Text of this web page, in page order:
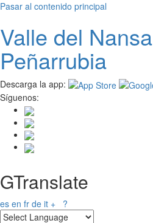
Pasar al contenido principal
Valle del Nansa
Peñarrubia
Descarga la app:
Síguenos:
GTranslate
es en fr de it + ?